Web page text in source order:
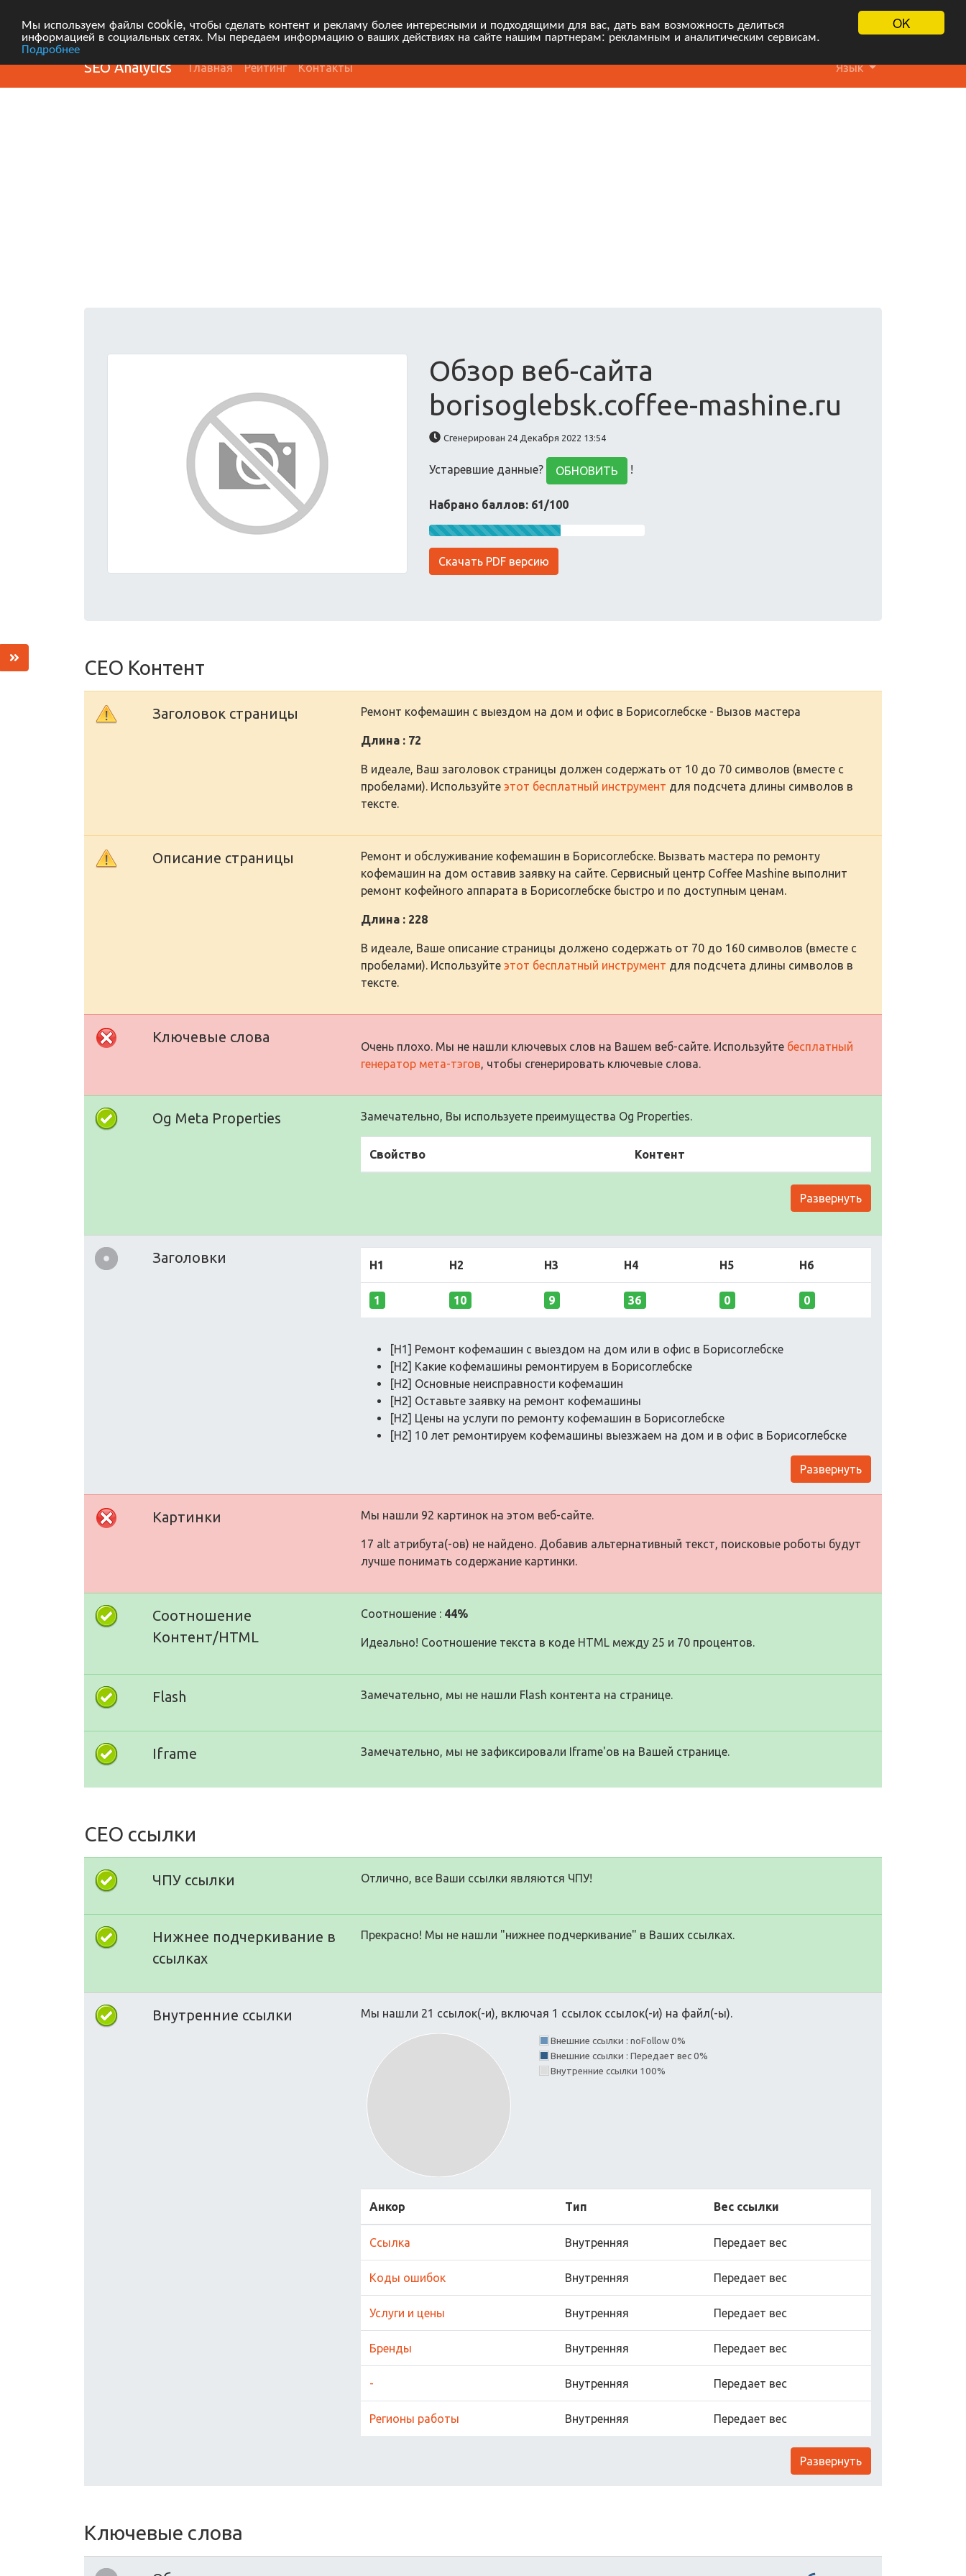
OK
Мы используем файлы cookie, чтобы сделать контент и рекламу более интересными и подходящими для вас, дать вам возможность делиться
информацией в социальных сетях. Мы передаем информацию о ваших действиях на сайте нашим партнерам: рекламным и аналитическим сервисам.
Подробнее
SEO Analytics Главная Рейтинг Контакты Язык
Обзор веб-сайта
borisoglebsk.coffee-mashine.ru
Сгенерирован 24 Декабря 2022 13:54
Устаревшие данные? ОБНОВИТЬ !
Набрано баллов: 61/100
Скачать PDF версию
СЕО Контент
Заголовок страницы Ремонт кофемашин с выездом на дом и офис в Борисоглебске - Вызов мастера
Длина : 72
В идеале, Ваш заголовок страницы должен содержать от 10 до 70 символов (вместе с
пробелами). Используйте этот бесплатный инструмент для подсчета длины символов в
тексте.
Описание страницы
Ремонт и обслуживание кофемашин в Борисоглебске. Вызвать мастера по ремонту
кофемашин на дом оставив заявку на сайте. Сервисный центр Coffee Mashine выполнит
ремонт кофейного аппарата в Борисоглебске быстро и по доступным ценам.
Длина : 228
В идеале, Ваше описание страницы должено содержать от 70 до 160 символов (вместе с
пробелами). Используйте этот бесплатный инструмент для подсчета длины символов в
тексте.
Ключевые слова
Очень плохо. Мы не нашли ключевых слов на Вашем веб-сайте. Используйте бесплатный
генератор мета-тэгов, чтобы сгенерировать ключевые слова.
Og Meta Properties Замечательно, Вы используете преимущества Og Properties.
Свойство Контент
Развернуть
Заголовки H1 H2 H3 H4 H5 H6
1 10 9 36 0 0
[H1] Ремонт кофемашин с выездом на дом или в офис в Борисоглебске
[H2] Какие кофемашины ремонтируем в Борисоглебске
[H2] Основные неисправности кофемашин
[H2] Оставьте заявку на ремонт кофемашины
[H2] Цены на услуги по ремонту кофемашин в Борисоглебске
[H2] 10 лет ремонтируем кофемашины выезжаем на дом и в офис в Борисоглебске
Развернуть
Картинки Мы нашли 92 картинок на этом веб-сайте.
17 alt атрибута(-ов) не найдено. Добавив альтернативный текст, поисковые роботы будут
лучше понимать содержание картинки.
Соотношение
Контент/HTML
Соотношение : 44%
Идеально! Соотношение текста в коде HTML между 25 и 70 процентов.
Flash Замечательно, мы не нашли Flash контента на странице.
Iframe Замечательно, мы не зафиксировали Iframe'ов на Вашей странице.
СЕО ссылки
ЧПУ ссылки Отлично, все Ваши ссылки являются ЧПУ!
Нижнее подчеркивание в
ссылках
Прекрасно! Мы не нашли "нижнее подчеркивание" в Ваших ссылках.
Внутренние ссылки Мы нашли 21 ссылок(-и), включая 1 ссылок ссылок(-и) на файл(-ы).
Внешние ссылки : noFollow 0%
Внешние ссылки : Передает вес 0%
Внутренние ссылки 100%
Анкор Тип Вес ссылки
Ссылка Внутренняя Передает вес
Коды ошибок Внутренняя Передает вес
Услуги и цены Внутренняя Передает вес
Бренды Внутренняя Передает вес
- Внутренняя Передает вес
Регионы работы Внутренняя Передает вес
Развернуть
Ключевые слова